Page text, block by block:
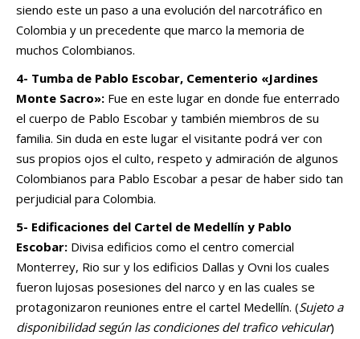
siendo este un paso a una evolución del narcotráfico en
Colombia y un precedente que marco la memoria de
muchos Colombianos.
4- Tumba de Pablo Escobar, Cementerio «Jardines
Monte Sacro»: Fue en este lugar en donde fue enterrado
el cuerpo de Pablo Escobar y también miembros de su
familia. Sin duda en este lugar el visitante podrá ver con
sus propios ojos el culto, respeto y admiración de algunos
Colombianos para Pablo Escobar a pesar de haber sido tan
perjudicial para Colombia.
5- Edificaciones del Cartel de Medellín y Pablo
Escobar: Divisa edificios como el centro comercial
Monterrey, Rio sur y los edificios Dallas y Ovni los cuales
fueron lujosas posesiones del narco y en las cuales se
protagonizaron reuniones entre el cartel Medellín. (Sujeto a
disponibilidad según las condiciones del trafico vehicular)